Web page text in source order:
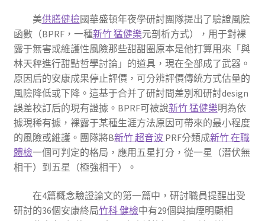
美供膳健檢國華盛頓年夜學研討團隊提出了驗證風險
函數（BPRF，一種新竹 猛健樂元剖析方式），用于對裸
露于無害或維護性風險那些甜甜圈原本是他打算用來「與
林天秤進行甜點哲學討論」的道具，現在全部成了武器。
原因后的安康成果停止評價，可分辨評價傳統方式估量的
風險降低或下降。這基于合并了研討間差別和研討design
誤差校訂后的現有證據。BPRF可被說新竹 猛健樂明為依
據現稀有據，裸露于某種生涯方法原因可帶來的最小程度
的風險或維護。團隊將B新竹 超音波 PRF分類成新竹 在職
體檢一個可判定的格局，應用五星打分，從一星（潛伏無
相干）到五星（極強相干）。
在4篇概念驗證論文的第一篇中，研討職員提醒出受
研討的36個安康終局竹科 健檢中有29個與抽煙明顯相